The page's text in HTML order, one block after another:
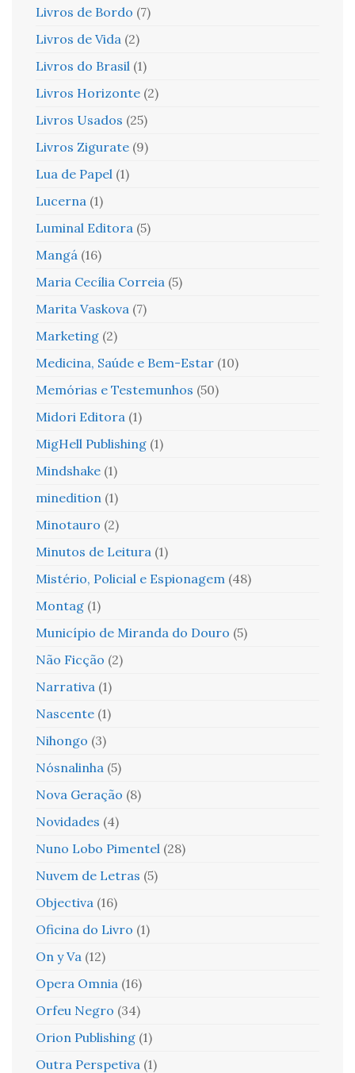
Livros de Bordo (7)
Livros de Vida (2)
Livros do Brasil (1)
Livros Horizonte (2)
Livros Usados (25)
Livros Zigurate (9)
Lua de Papel (1)
Lucerna (1)
Luminal Editora (5)
Mangá (16)
Maria Cecília Correia (5)
Marita Vaskova (7)
Marketing (2)
Medicina, Saúde e Bem-Estar (10)
Memórias e Testemunhos (50)
Midori Editora (1)
MigHell Publishing (1)
Mindshake (1)
minedition (1)
Minotauro (2)
Minutos de Leitura (1)
Mistério, Policial e Espionagem (48)
Montag (1)
Município de Miranda do Douro (5)
Não Ficção (2)
Narrativa (1)
Nascente (1)
Nihongo (3)
Nósnalinha (5)
Nova Geração (8)
Novidades (4)
Nuno Lobo Pimentel (28)
Nuvem de Letras (5)
Objectiva (16)
Oficina do Livro (1)
On y Va (12)
Opera Omnia (16)
Orfeu Negro (34)
Orion Publishing (1)
Outra Perspetiva (1)